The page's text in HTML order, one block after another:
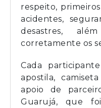
respeito,
acidentes,
desastres,
corretamente os
Cada
apostila,
apoio de
Guarujá, que